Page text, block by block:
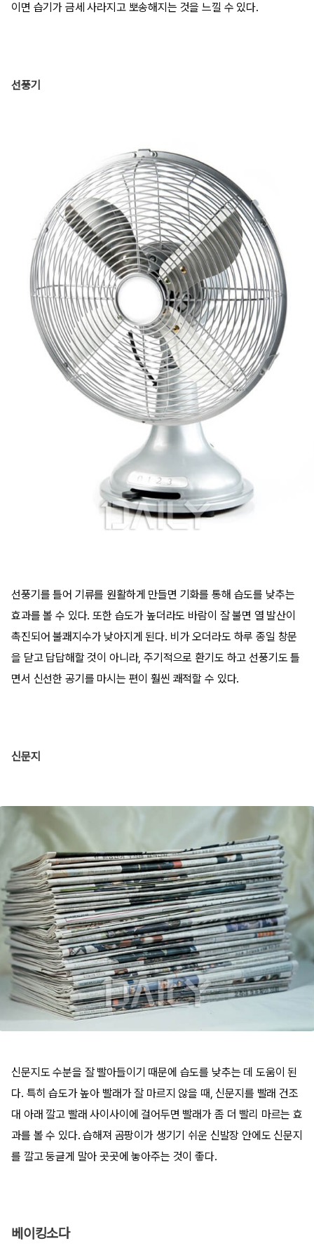
이면 습기가 금세 사라지고 뽀송해지는 것을 느낄 수 있다.
선풍기
선풍기를 틀어 기류를 원활하게 만들면 기화를 통해 습도를 낮추는
효과를 볼 수 있다. 또한 습도가 높더라도 바람이 잘 불면 열 발산이
촉진되어 불쾌지수가 낮아지게 된다. 비가 오더라도 하루 종일 창문
을 닫고 답답해할 것이 아니라, 주기적으로 환기도 하고 선풍기도 틀
면서 신선한 공기를 마시는 편이 훨씬 쾌적할 수 있다.
신문지
신문지도 수분을 잘 빨아들이기 때문에 습도를 낮추는 데 도움이 된
다. 특히 습도가 높아 빨래가 잘 마르지 않을 때, 신문지를 빨래 건조
대 아래 깔고 빨래 사이사이에 걸어두면 빨래가 좀 더 빨리 마르는 효
과를 볼 수 있다. 습해져 곰팡이가 생기기 쉬운 신발장 안에도 신문지
를 깔고 둥글게 말아 곳곳에 놓아주는 것이 좋다.
베이킹소다